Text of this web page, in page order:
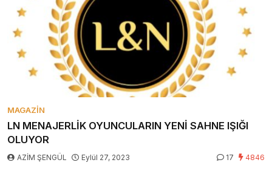
MAGAZIN
LN MENAJERLİK OYUNCULARIN YENİ SAHNE IŞIĞI
OLUYOR
AZİM ŞENGÜL Eylül 27, 2023 17 4846